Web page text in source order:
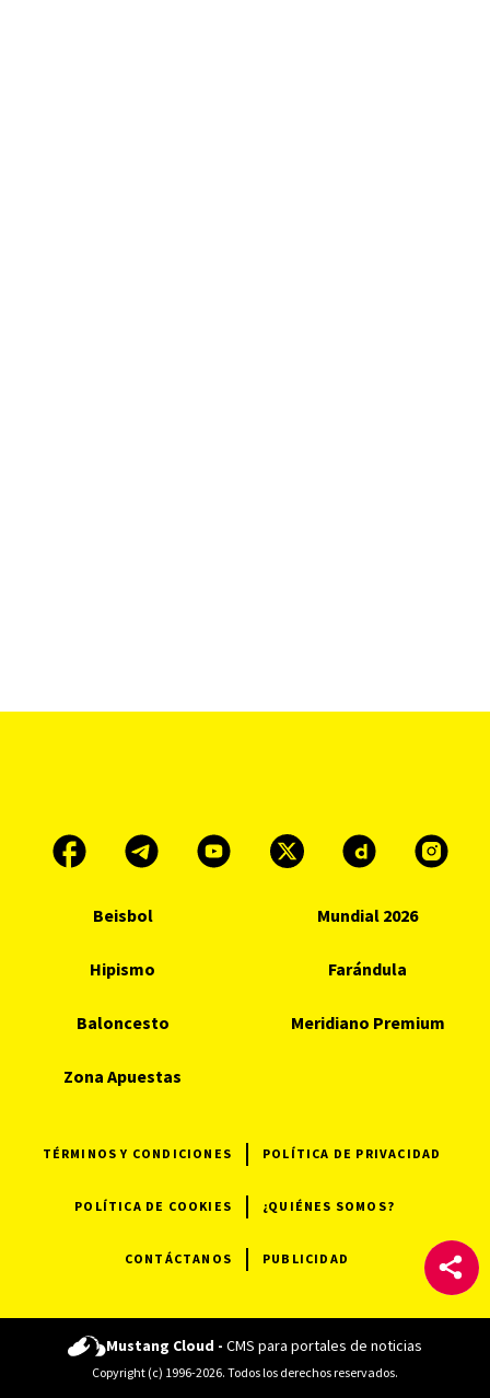
Beisbol Mundial 2026
Hipismo Farándula
Baloncesto Meridiano Premium
Zona Apuestas
TÉRMINOS Y CONDICIONES POLÍTICA DE PRIVACIDAD
POLÍTICA DE COOKIES ¿QUIÉNES SOMOS?
CONTÁCTANOS PUBLICIDAD
Mustang Cloud - CMS para portales de noticias
Copyright (c) 1996-2026. Todos los derechos reservados.